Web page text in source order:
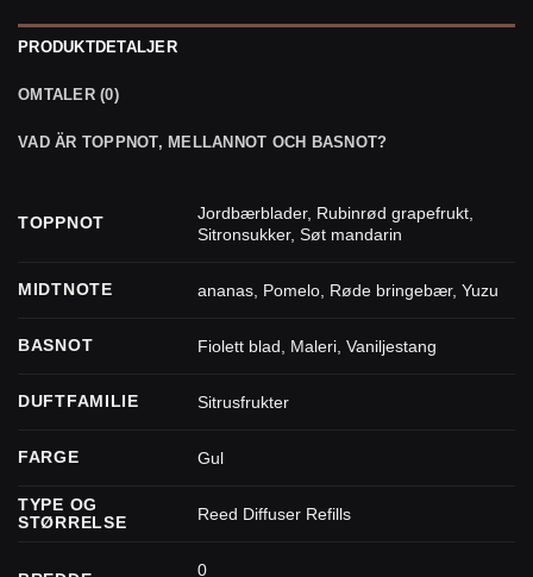
PRODUKTDETALJER
OMTALER (0)
VAD ÄR TOPPNOT, MELLANNOT OCH BASNOT?
TOPPNOT Jordbærblader, Rubinrød grapefrukt,
Sitronsukker,Søt mandarin
MIDTNOTE ananas, Pomelo, Røde bringebær,Yuzu
BASNOT Fiolett blad, Maleri,Vaniljestang
DUFTFAMILIE Sitrusfrukter
FARGE Gul
TYPE OG
STØRRELSE
Reed Diffuser Refills
0